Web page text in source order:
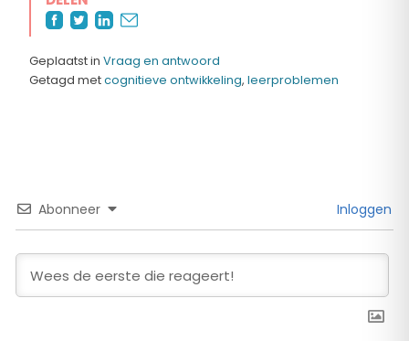
Geplaatst in Vraag en antwoord
Getagd metcognitieve ontwikkeling, leerproblemen
Abonneer Inloggen